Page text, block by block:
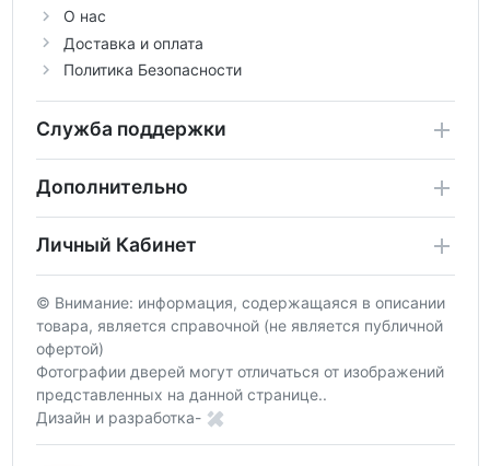
О нас
Доставка и оплата
Политика Безопасности
Служба поддержки
Дополнительно
Личный Кабинет
© Внимание: информация, содержащаяся в описании
товара, является справочной (не является публичной
офертой)
Фотографии дверей могут отличаться от изображений
представленных на данной странице..
Дизайн и разработка-